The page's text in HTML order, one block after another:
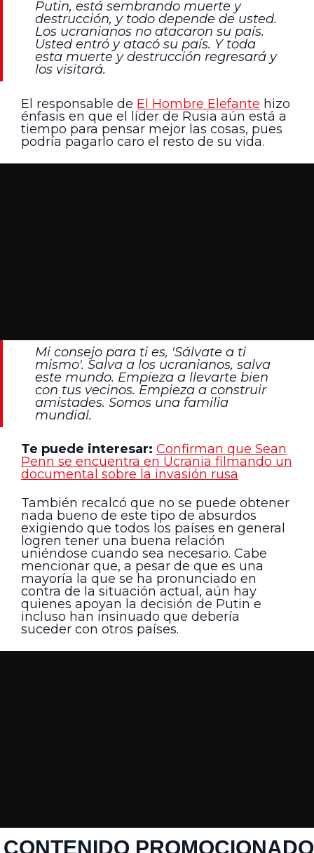
Putin, está sembrando muerte y
destrucción, y todo depende de usted.
Los ucranianos no atacaron su país.
Usted entró y atacó su país. Y toda
esta muerte y destrucción regresará y
los visitará.
El responsable de El Hombre Elefante hizo
énfasis en que el líder de Rusia aún está a
tiempo para pensar mejor las cosas, pues
podría pagarlo caro el resto de su vida.
Mi consejo para ti es, 'Sálvate a ti
mismo'. Salva a los ucranianos, salva
este mundo. Empieza a llevarte bien
con tus vecinos. Empieza a construir
amistades. Somos una familia
mundial.
Te puede interesar: Confirman que Sean
Penn se encuentra en Ucrania filmando un
documental sobre la invasión rusa
También recalcó que no se puede obtener
nada bueno de este tipo de absurdos
exigiendo que todos los países en general
logren tener una buena relación
uniéndose cuando sea necesario. Cabe
mencionar que, a pesar de que es una
mayoría la que se ha pronunciado en
contra de la situación actual, aún hay
quienes apoyan la decisión de Putin e
incluso han insinuado que debería
suceder con otros países.